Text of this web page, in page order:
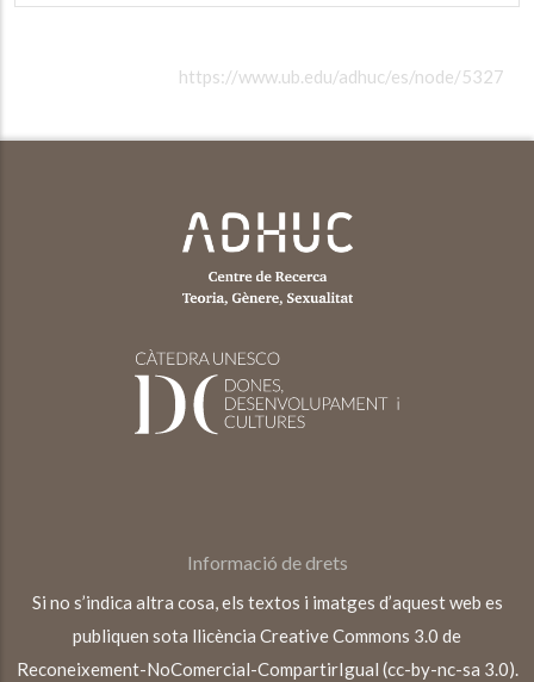
https://www.ub.edu/adhuc/es/node/5327
Informació de drets
Si no s’indica altra cosa, els textos i imatges d’aquest web es
publiquen sota llicència Creative Commons 3.0 de
Reconeixement-NoComercial-CompartirIgual (cc-by-nc-sa 3.0).